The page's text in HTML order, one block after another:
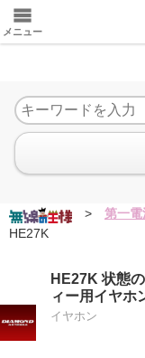
メニュー
> 第一
HE27K
HE27K 状態
ィー用イヤホ
イヤホン